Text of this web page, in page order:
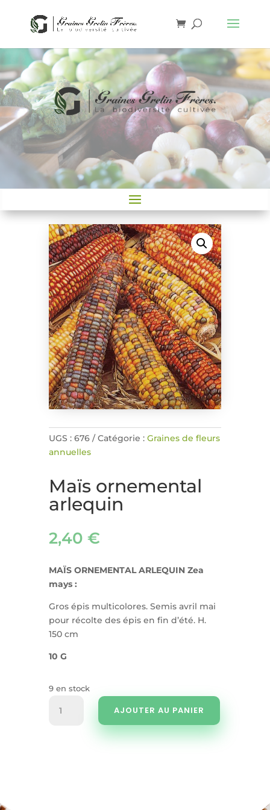
UGS : 676 Catégorie : Graines de fleurs
annuelles
Maïs ornemental
arlequin
2,40 €
MAÏS ORNEMENTAL ARLEQUIN Zea
mays :
Gros épis multicolores. Semis avril mai
pour récolte des épis en fin d’été. H.
150 cm
10 G
9 en stock
AJOUTER AU PANIER